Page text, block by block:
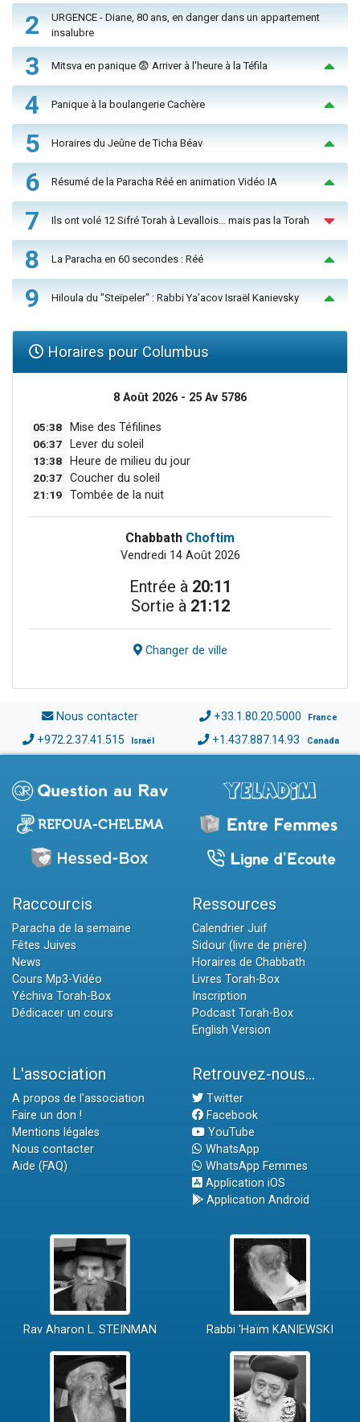
2
URGENCE - Diane, 80 ans, en danger dans un appartement
insalubre
3 Mitsva en panique 😨 Arriver à l'heure à la Téfila
4 Panique à la boulangerie Cachère
5 Horaires du Jeûne de Ticha Béav
6 Résumé de la Paracha Réé en animation Vidéo IA
7 Ils ont volé 12 Sifré Torah à Levallois… mais pas la Torah
8 La Paracha en 60 secondes : Réé
9 Hiloula du "Steïpeler" : Rabbi Ya’acov Israël Kanievsky
Horaires pour Columbus
8 Août 2026 - 25 Av 5786
05:38 Mise des Téfilines
06:37 Lever du soleil
13:38 Heure de milieu du jour
20:37 Coucher du soleil
21:19 Tombée de la nuit
Chabbath Choftim
Vendredi 14 Août 2026
Entrée à 20:11
Sortie à 21:12
Changer de ville
Nous contacter +33.1.80.20.5000 France
+972.2.37.41.515 Israël +1.437.887.14.93 Canada
Raccourcis
Paracha de la semaine
Fêtes Juives
News
Cours Mp3-Vidéo
Yéchiva Torah-Box
Dédicacer un cours
Ressources
Calendrier Juif
Sidour (livre de prière)
Horaires de Chabbath
Livres Torah-Box
Inscription
Podcast Torah-Box
English Version
L'association
A propos de l'association
Faire un don !
Mentions légales
Nous contacter
Aide (FAQ)
Retrouvez-nous...
Twitter
Facebook
YouTube
WhatsApp
WhatsApp Femmes
Application iOS
Application Android
Rav Aharon L. STEINMAN Rabbi 'Haïm KANIEWSKI